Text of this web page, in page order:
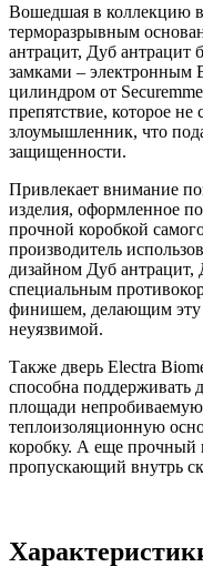
Вошедшая в коллекцию
терморазрывным
антрацит, Дуб антрацит
замками – электронным
цилиндром от
препятствие, которое
злоумышленник, что
защищенности.
Привлекает внимание
изделия, оформленное
прочной коробкой
производитель
дизайном Дуб
специальным
финишем, делающим эту
неуязвимой.
Также дверь Electra
способна поддерживать
площади
теплоизоляционную
коробку. А еще прочный
пропускающий внутрь